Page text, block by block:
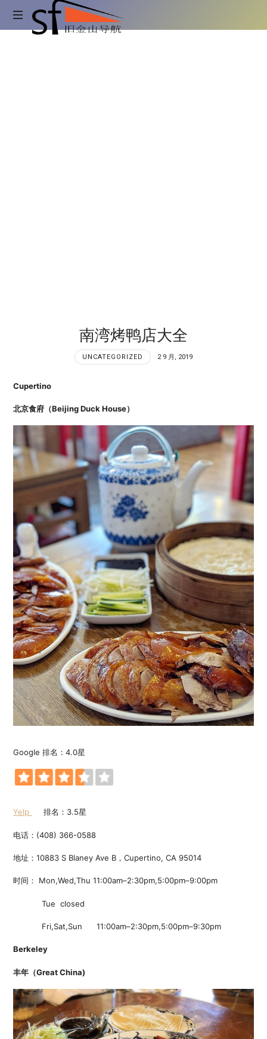
旧
南湾烤鸭店大全
UNCATEGORIZED 2 9 月, 2019
Cupertino
北京食府（Beijing Duck House）
Google 排名：4.0星
Yelp 排名：3.5星
电话：(408) 366-0588
地址：10883 S Blaney Ave B，Cupertino, CA 95014
时间： Mon,Wed,Thu 11:00am–2:30pm,5:00pm–9:00pm
Tue closed
Fri,Sat,Sun 11:00am–2:30pm,5:00pm–9:30pm
Berkeley
丰年（Great China)